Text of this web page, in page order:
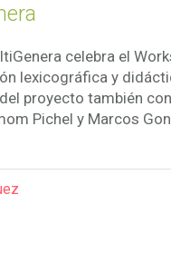
celebra el
lexicográfica y
proyecto también
Pichel y Marcos